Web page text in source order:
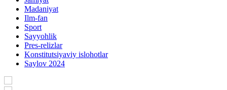
Madaniyat
Ilm-fan
Sport
Sayyohlik
Pres-relizlar
Konstitutsiyaviy islohotlar
Saylov 2024